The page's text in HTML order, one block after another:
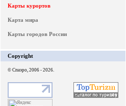
Карты курортов
Карта мира
Карты городов России
Copyright
© Спаэро, 2006 - 2026.